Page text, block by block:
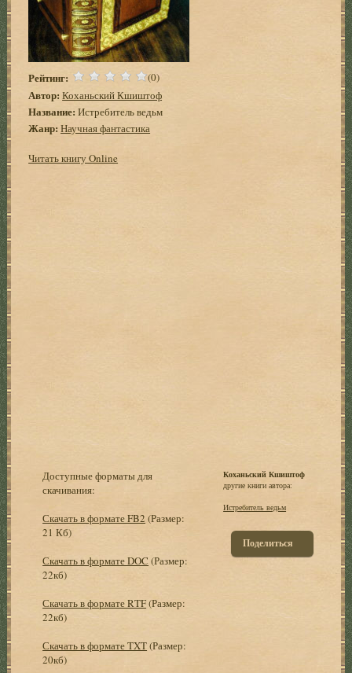
Рейтинг: (0)
Автор: Коханьский Кшиштоф
Название: Истребитель ведьм
Жанр: Научная фантастика
Читать книгу Online
Доступные форматы для
скачивания:
Скачать в формате FB2 (Размер:
21 Кб)
Скачать в формате DOC (Размер:
22кб)
Скачать в формате RTF(Размер:
22кб)
Скачать в формате TXT(Размер:
20кб)
Коханьский Кшиштоф
другие книги автора:
Истребитель ведьм
Поделиться